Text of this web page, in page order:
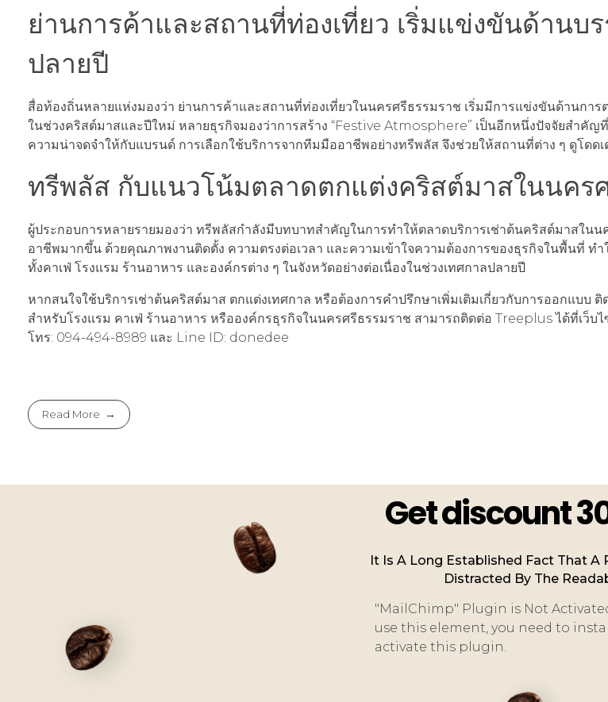
ย่านการค้าและสถานที่ท่องเที่ยว เริ่มแข่งขันด้านบ
ปลายปี
สื่อท้องถิ่นหลายแห่งมองว่า ย่านการค้าและสถานที่ท่องเที่ยวในนครศรีธรรมราช เริ่มมีการแข่งขันด้านกา
ในช่วงคริสต์มาสและปีใหม่ หลายธุรกิจมองว่าการสร้าง “Festive Atmosphere” เป็นอีกหนึ่งปัจจัยสำคัญ
ความน่าจดจำให้กับแบรนด์ การเลือกใช้บริการจากทีมมืออาชีพอย่างทรีพลัส จึงช่วยให้สถานที่ต่าง ๆ ดูโดด
ทรีพลัส กับแนวโน้มตลาดตกแต่งคริสต์มาสในนคร
ผู้ประกอบการหลายรายมองว่า ทรีพลัสกำลังมีบทบาทสำคัญในการทำให้ตลาดบริการเช่าต้นคริสต์มาสในน
อาชีพมากขึ้น ด้วยคุณภาพงานติดตั้ง ความตรงต่อเวลา และความเข้าใจความต้องการของธุรกิจในพื้นที่ ทำ
ทั้งคาเฟ่ โรงแรม ร้านอาหาร และองค์กรต่าง ๆ ในจังหวัดอย่างต่อเนื่องในช่วงเทศกาลปลายปี
หากสนใจใช้บริการเช่าต้นคริสต์มาส ตกแต่งเทศกาล หรือต้องการคำปรึกษาเพิ่มเติมเกี่ยวกับการออกแบบ
สำหรับโรงแรม คาเฟ่ ร้านอาหาร หรือองค์กรธุรกิจในนครศรีธรรมราช สามารถติดต่อ Treeplus ได้ที่เว็บ
โทร: 094-494-8989 และ Line ID: donedee
Read More
Get discount
It Is A Long Established Fact That A
Distracted By The
"MailChimp" Plugin is Not
use this element, you need to
activate this plugin.